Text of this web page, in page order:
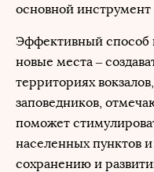
основной
Эффективный способ
новые места –
территориях
заповедников,
поможет
населенных пунктов
сохранению и